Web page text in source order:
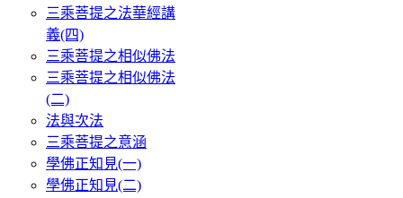
三乘菩提之法華經講
義(四)
三乘菩提之相似佛法
三乘菩提之相似佛法
(二)
法與次法
三乘菩提之意涵
學佛正知見(一)
學佛正知見(二)